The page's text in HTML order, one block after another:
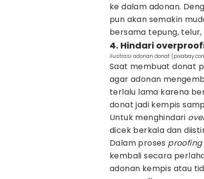
ke dalam adonan.
pun akan semakin
bersama tepung, telur,
4. Hindari
ilustrasi adonan donat
Saat membuat donat
agar adonan
terlalu lama karena
donat jadi kempis
Untuk menghindari
dicek berkala dan
Dalam proses proofing
kembali secara
adonan kempis atau